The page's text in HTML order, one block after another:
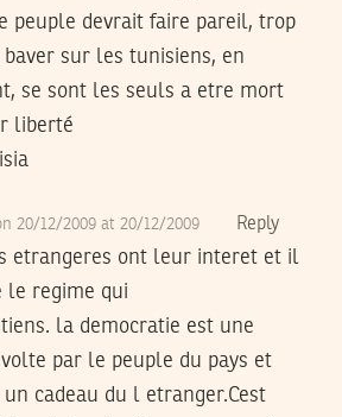
peuple devrait faire pareil, trop
sur les tunisiens, en
se sont les seuls a etre mort
liberté
20/12/2009 at 20/12/2009 Reply
etrangeres ont leur interet et il
le regime qui
la democratie est une
par le peuple du pays et
un cadeau du l etranger.Cest